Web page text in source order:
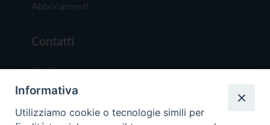
Abbonamenti
Contatti
Chi Siamo
Redazione
Scrivici
Informativa
Utilizziamo cookie o tecnologie simili per